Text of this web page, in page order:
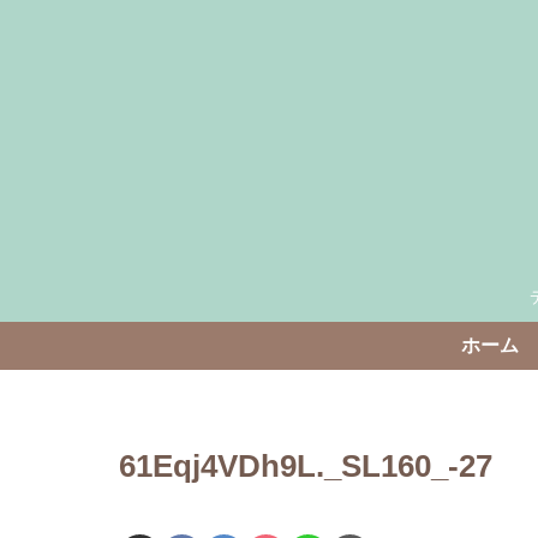
ホーム
61Eqj4VDh9L._SL160_-27